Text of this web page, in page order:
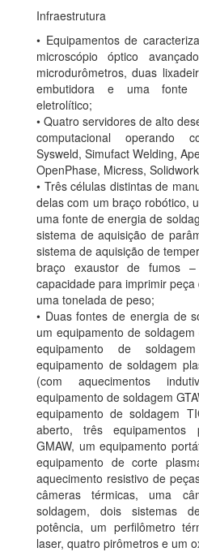
Infraestrutura
• Equipamentos de
microscópio óptico
microdurômetros, duas
embutidora e uma fonte
eletrolítico;
• Quatro servidores de alto
computacional operando
Sysweld, Simufact Welding,
OpenPhase, Micress,
• Três células distintas de
delas com um braço robótico,
uma fonte de energia de
sistema de aquisição de
sistema de aquisição de
braço exaustor de fumos
capacidade para imprimir
uma tonelada de peso;
• Duas fontes de energia de
um equipamento de
equipamento de
equipamento de soldagem
(com aquecimentos
equipamento de soldagem
equipamento de soldagem
aberto, três equipamentos
GMAW, um equipamento
equipamento de corte
aquecimento resistivo de
câmeras térmicas, uma
soldagem, dois sistemas
potência, um perfilômetro
laser, quatro pirômetros e um